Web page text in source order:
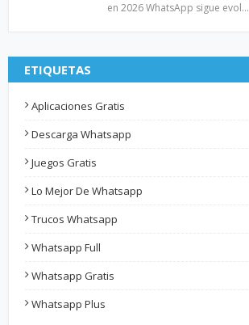
en 2026 WhatsApp sigue evol…
ETIQUETAS
Aplicaciones Gratis
Descarga Whatsapp
Juegos Gratis
Lo Mejor De Whatsapp
Trucos Whatsapp
Whatsapp Full
Whatsapp Gratis
Whatsapp Plus